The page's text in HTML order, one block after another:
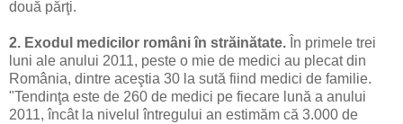
două părţi.
2. Exodul medicilor români în străinătate. În primele trei
luni ale anului 2011, peste o mie de medici au plecat din
România, dintre aceştia 30 la sută fiind medici de familie.
"Tendinţa este de 260 de medici pe fiecare lună a anului
2011, încât la nivelul întregului an estimăm că 3.000 de